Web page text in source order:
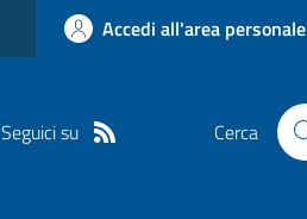
Accedi all'area personale
Seguici su Cerca